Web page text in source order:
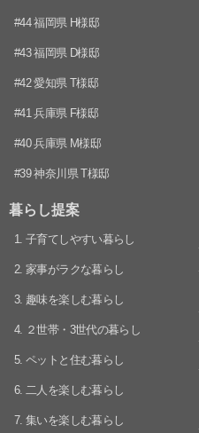
#44 福岡県 H様邸
#43 福岡県 D様邸
#42 愛知県 T様邸
#41 兵庫県 F様邸
#40 兵庫県 M様邸
#39 神奈川県 T様邸
暮らし提案
1. 子育てしやすい暮らし
2. 家事がラクな暮らし
3. 趣味を楽しむ暮らし
4. ２世帯・3世代の暮らし
5. ペットと住む暮らし
6. 二人を楽しむ暮らし
7. 集いを楽しむ暮らし